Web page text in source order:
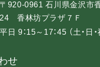
〒920-0961 石川県金沢市
24 香林坊プラザ７Ｆ
平日 9：15～17：45 （土・日
せ